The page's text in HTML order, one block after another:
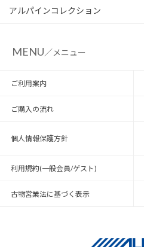
アルパインコレクション
MENU／メニュー
ご利用案内
ご購入の流れ
個人情報保護方針
利用規約(一般会員/ゲスト)
古物営業法に基づく表示